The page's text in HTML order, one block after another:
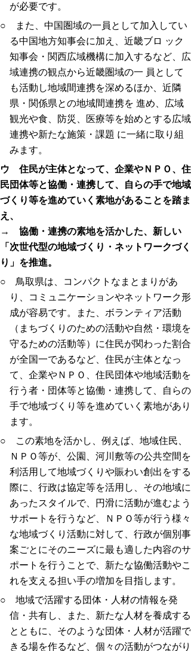
が必要です。
○ また、中国圏域の一員として加入してい
る中国地方知事会に加え、近畿ブロ ック
知事会・関西広域機構に加入するなど、広
域連携の観点から近畿圏域の一 員として
も活動し地域間連携を深めるほか、近隣
県・関係県との地域間連携を 進め、広域
観光や食、防災、医療等を始めとする広域
連携や新たな施策・課題 に一緒に取り組
みます。
ウ 住民が主体となって、企業やＮＰＯ、住
民団体等と協働・連携して、自らの手で地域
づくり等を進めていく素地があることを踏ま
え、
→ 協働・連携の素地を活かした、新しい
「次世代型の地域づくり・ネットワークづく
り」を推進。
○ 鳥取県は、コンパクトなまとまりがあ
り、コミュニケーションやネットワーク形
成が容易です。また、ボランティア活動
（まちづくりのための活動や自然・環境を
守るための活動等）に住民が関わった割合
が全国一であるなど、住民が主体となっ
て、企業やＮＰＯ、住民団体や地域活動を
行う者・団体等と協働・連携して、自らの
手で地域づくり等を進めていく素地があり
ます。
○ この素地を活かし、例えば、地域住民、
ＮＰＯ等が、公園、河川敷等の公共空間を
利活用して地域づくりや賑わい創出をする
際に、行政は協定等を活用し、その地域に
あったスタイルで、円滑に活動が進むよう
サポートを行うなど、ＮＰＯ等が行う様々
な地域づくり活動に対して、行政が個別事
案ごとにそのニーズに最も適した内容のサ
ポートを行うことで、新たな協働活動やこ
れを支える担い手の増加を目指します。
○ 地域で活躍する団体・人材の情報を発
信・共有し、また、新たな人材を養成する
とともに、そのような団体・人材が活躍で
きる場を作るなど、個々の活動がつながり